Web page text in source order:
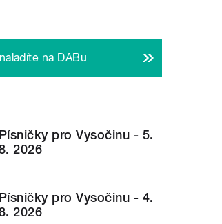
na DABu
Písničky pro Vysočinu - 5.
2026
Písničky pro Vysočinu - 4.
2026